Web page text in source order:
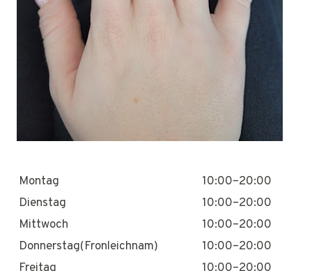
Montag
10:00–20:00
Dienstag
10:00–20:00
Mittwoch
10:00–20:00
Donnerstag(Fronleichnam)
10:00–20:00